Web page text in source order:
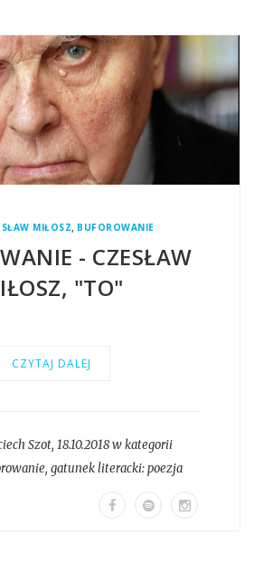
MIŁOSZ, BUFOROWANIE
- CZESŁAW
"TO"
CZYTAJ DALEJ
Szot, 18.10.2018 w kategorii
, gatunek literacki:poezja